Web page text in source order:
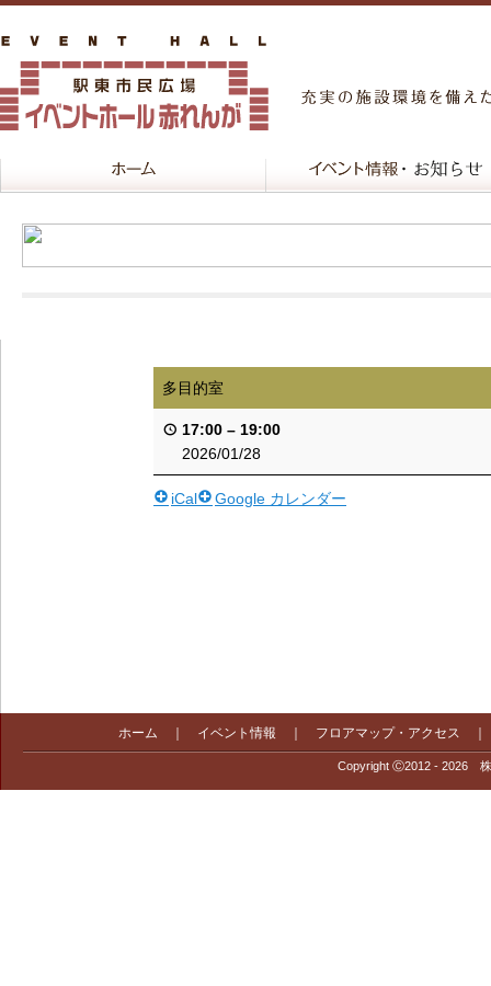
多目的室
17:00 – 19:00
2026/01/28
iCal Google カレンダー
ホーム イベント情報 フロアマップ・アクセス
Copyright Ⓒ2012 - 2026 株